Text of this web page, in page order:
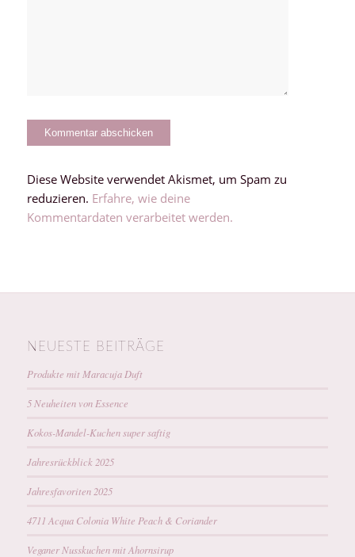
Diese Website verwendet Akismet, um Spam zu
reduzieren. Erfahre, wie deine
Kommentardaten verarbeitet werden.
NEUESTE BEITRÄGE
Produkte mit Maracuja Duft
5 Neuheiten von Essence
Kokos-Mandel-Kuchen super saftig
Jahresrückblick 2025
Jahresfavoriten 2025
4711 Acqua Colonia White Peach & Coriander
Veganer Nusskuchen mit Ahornsirup